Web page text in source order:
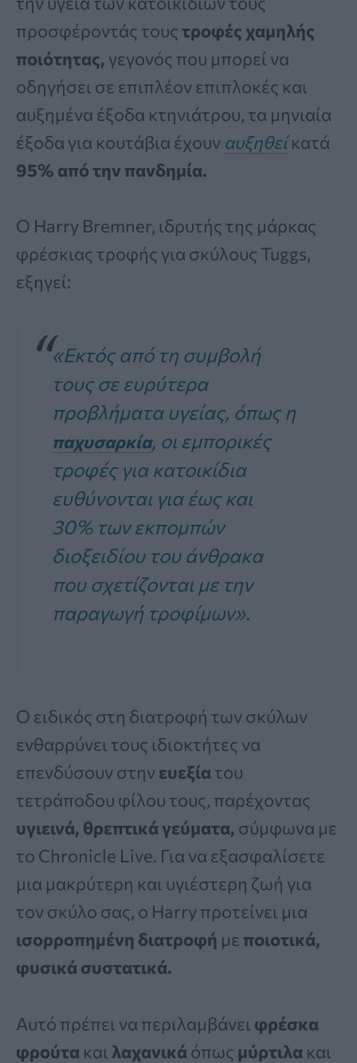
προσφέροντάς τουςτροφές χαμηλής
ποιότητας, γεγονός που μπορεί να
οδηγήσει σε επιπλέον επιπλοκές και
αυξημένα έξοδα κτηνιάτρου, τα μηνιαία
έξοδα για κουτάβια έχουν αυξηθείκατά
95% από την πανδημία.
Ο Harry Bremner, ιδρυτής της μάρκας
φρέσκιας τροφής για σκύλους Tuggs,
εξηγεί:
«Εκτός από τη συμβολή
τους σε ευρύτερα
προβλήματα υγείας, όπως η
παχυσαρκία, οι εμπορικές
τροφές για κατοικίδια
ευθύνονται για έως και
30% των εκπομπών
διοξειδίου του άνθρακα
που σχετίζονται με την
παραγωγή τροφίμων».
Ο ειδικός στη διατροφή των σκύλων
ενθαρρύνει τους ιδιοκτήτες να
επενδύσουν στην ευεξία του
τετράποδου φίλου τους, παρέχοντας
υγιεινά, θρεπτικά γεύματα, σύμφωνα με
το Chronicle Live. Για να εξασφαλίσετε
μια μακρύτερη και υγιέστερη ζωή για
τον σκύλο σας, ο Harry προτείνει μια
ισορροπημένη διατροφή με ποιοτικά,
φυσικά συστατικά.
Αυτό πρέπει να περιλαμβάνει φρέσκα
φρούτα και λαχανικά όπως μύρτιλα και